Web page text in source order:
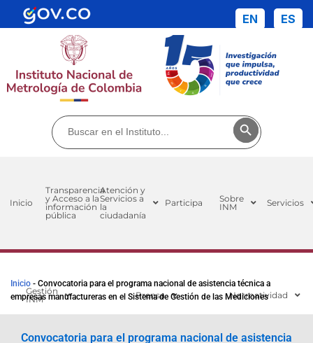
Buscar: Botón de
Inicio
Transparencia
y Acceso a la
información
pública
Atención y
Servicios a
la
ciudadanía
Participa
Sobre
INM
Servicios
Gestión
INM
Prensa Normatividad
Inicio - Convocatoria para el programa nacional de asistencia técnica a
empresas manufactureras en el Sistema de Gestión de las Mediciones
Convocatoria para el programa nacional de asistencia
EN ES